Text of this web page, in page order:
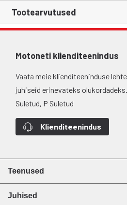
Tootearvutused
Motoneti klienditeenindus
Vaata meie klienditeeninduse
juhiseid erinevateks
Suletud, P Suletud
Klienditeenindus
Teenused
Juhised